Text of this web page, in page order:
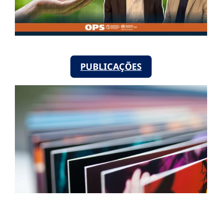
PUBLICAÇÕES